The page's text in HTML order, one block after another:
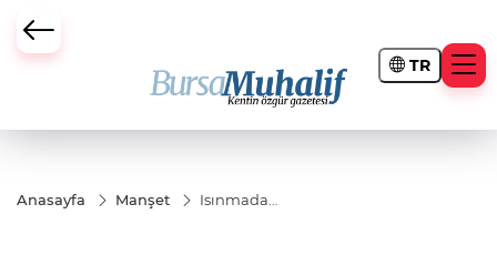
TR
Büyükşehir Darbesi
Anasayfa Manşet
Isınmadan